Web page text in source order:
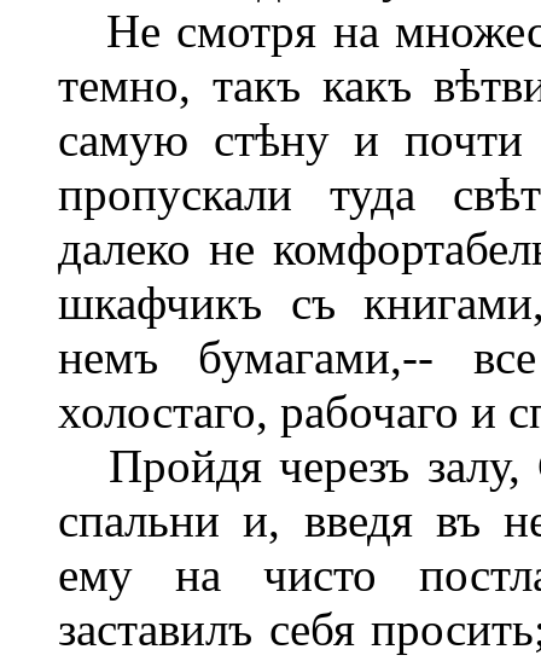
Не смотря на
темно, такъ какъ
самую стѣну и почти
пропускали туда
далеко не
шкафчикъ съ
немъ бумагами,--
холостаго, рабочаго и
Пройдя черезъ залу,
спальни и, введя въ
ему на чисто
заставилъ себя